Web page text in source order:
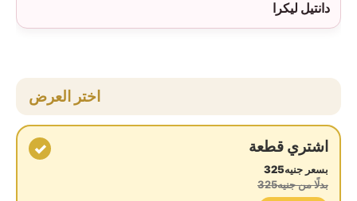
دانتيل ليكرا
اختر العرض
اشتري قطعة
بسعر جنيه325
بدلًا من جنيه325
✓